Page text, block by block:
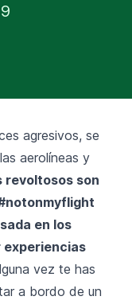
agresivos, se
aerolíneas y
revoltosos son
en los
experiencias
vez te has
a bordo de un